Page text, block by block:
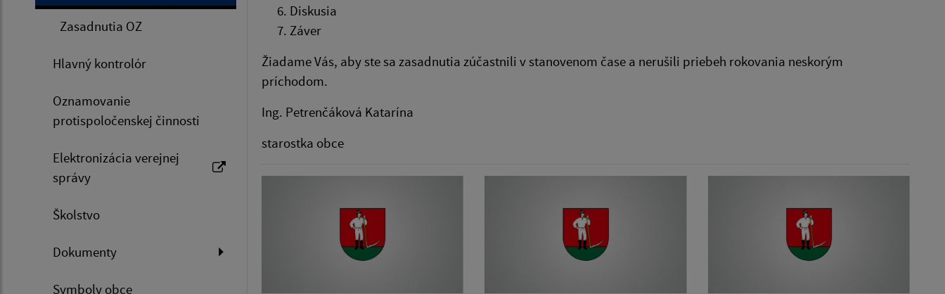
Zasadnutia OZ
Hlavný kontrolór
Oznamovanie
protispoločenskej činnosti
Elektronizácia verejnej
správy
Školstvo
Dokumenty
Symboly obce
Diskusia
Záver
Žiadame Vás, aby ste sa zasadnutia zúčastnili v stanovenom čase a nerušili priebeh rokovania neskorým
príchodom.
Ing. Petrenčáková Katarína
starostka obce